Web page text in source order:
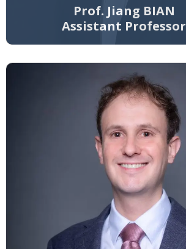
Prof. Jiang BIAN
Assistant Professor